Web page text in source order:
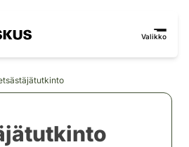
Valikko